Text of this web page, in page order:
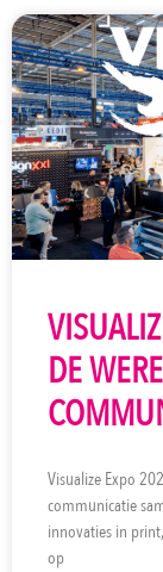
DE
Visualize Expo
communicatie
innovaties in
op